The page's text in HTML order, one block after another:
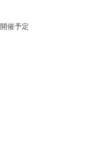
催予定